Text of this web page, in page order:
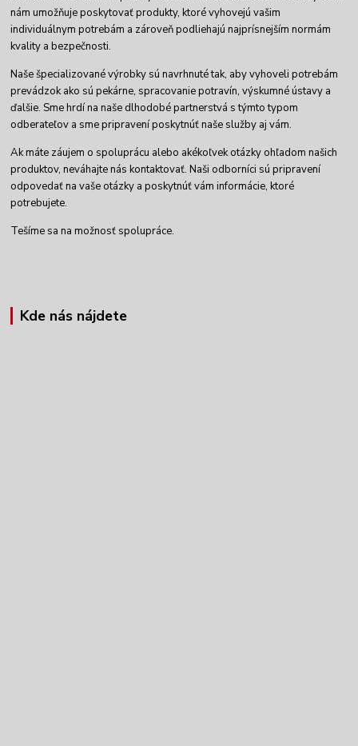
nám umožňuje poskytovať produkty, ktoré vyhovejú vašim
individuálnym potrebám a zároveň podliehajú najprísnejším normám
kvality a bezpečnosti.
Naše špecializované výrobky sú navrhnuté tak, aby vyhoveli potrebám
prevádzok ako sú pekárne, spracovanie potravín, výskumné ústavy a
ďalšie. Sme hrdí na naše dlhodobé partnerstvá s týmto typom
odberateľov a sme pripravení poskytnúť naše služby aj vám.
Ak máte záujem o spoluprácu alebo akékoľvek otázky ohľadom našich
produktov, neváhajte nás kontaktovať. Naši odborníci sú pripravení
odpovedať na vaše otázky a poskytnúť vám informácie, ktoré
potrebujete.
Tešíme sa na možnosť spolupráce.
Kde nás nájdete